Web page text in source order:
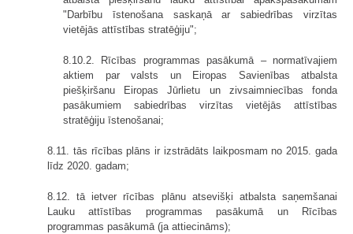
"Darbību īstenošana saskaņā ar sabiedrības virzītas
vietējās attīstības stratēģiju";
8.10.2. Rīcības programmas pasākumā – normatīvajiem
aktiem par valsts un Eiropas Savienības atbalsta
piešķiršanu Eiropas Jūrlietu un zivsaimniecības fonda
pasākumiem sabiedrības virzītas vietējās attīstības
stratēģiju īstenošanai;
8.11. tās rīcības plāns ir izstrādāts laikposmam no 2015. gada
līdz 2020. gadam;
8.12. tā ietver rīcības plānu atsevišķi atbalsta saņemšanai
Lauku attīstības programmas pasākumā un Rīcības
programmas pasākumā (ja attiecināms);